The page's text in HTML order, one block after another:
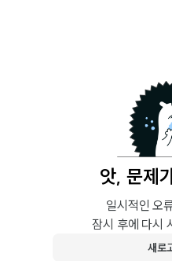
앗, 문제
일시적인 오
잠시 후에 다시
새로